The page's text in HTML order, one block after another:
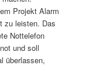
Projekt Alarm
zu leisten. Das
Nottelefon
und soll
überlassen,